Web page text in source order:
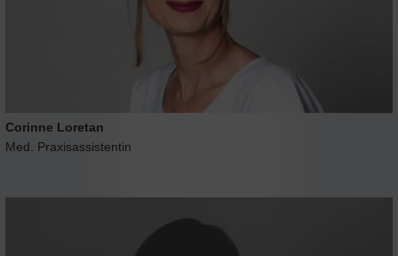
Corinne Loretan
Med. Praxisassistentin